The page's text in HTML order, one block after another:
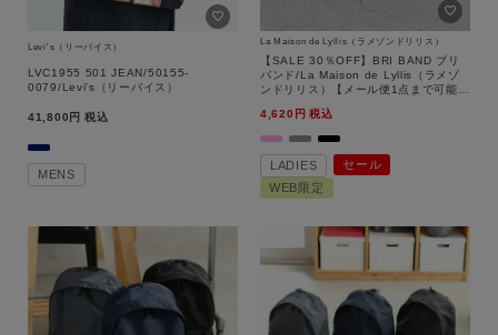
Levi's（リーバイス）
LVC1955 501 JEAN/50155-
0079/Levi's（リーバイス）
41,800 税込
MENS
La Maison de Lyllis（ラメゾンドリリス）
【SALE 30％OFF】BRI BAND ブリ
バンド/La Maison de Lyllis（ラメゾ
ンドリリス）【メール便1点まで可能】
4,620
税込
LADIES
セール
WEB限定